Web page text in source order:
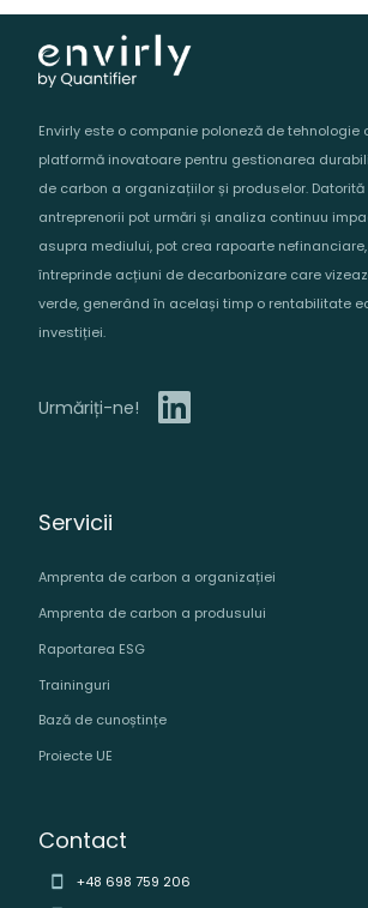
Envirly este o companie poloneză de tehnologie
platformă inovatoare pentru gestionarea
de carbon a organizațiilor și produselor.
antreprenorii pot urmări și analiza continuu
asupra mediului, pot crea rapoarte
întreprinde acțiuni de decarbonizare care
verde, generând în același timp o rentabilitate
investiției.
Urmăriți-ne!
Servicii
Amprenta de carbon a organizației
Amprenta de carbon a produsului
Raportarea ESG
Traininguri
Bază de cunoștințe
Proiecte UE
Contact
+48 698 759 206